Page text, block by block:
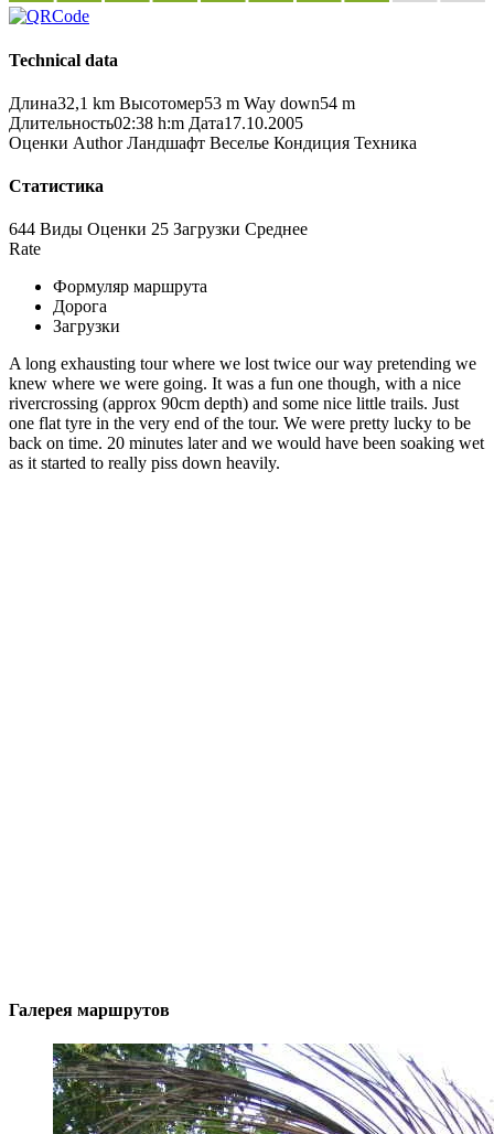
Technical data
Длина32,1 km Высотомер53 m Way down54 m
Длительность02:38 h:m Дата17.10.2005
Оценки Author Ландшафт Веселье Кондиция Техника
Статистика
644 Виды Оценки 25 Загрузки Среднее
Rate
Формуляр маршрута
Дорога
Загрузки
A long exhausting tour where we lost twice our way pretending we
knew where we were going. It was a fun one though, with a nice
rivercrossing (approx 90cm depth) and some nice little trails. Just
one flat tyre in the very end of the tour. We were pretty lucky to be
back on time. 20 minutes later and we would have been soaking wet
as it started to really piss down heavily.
Галерея маршрутов